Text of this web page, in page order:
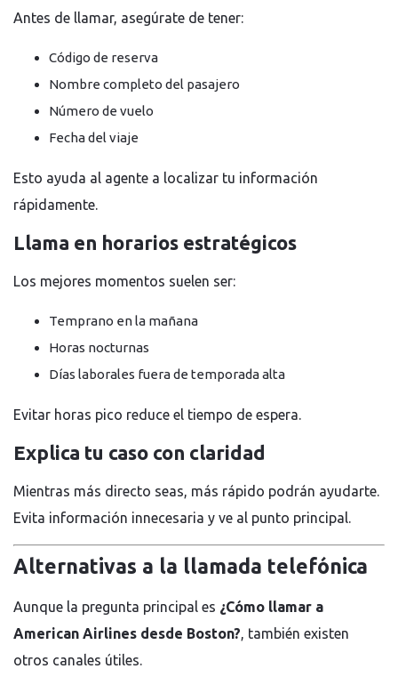
Antes de llamar, asegúrate de tener:
Código de reserva
Nombre completo del pasajero
Número de vuelo
Fecha del viaje
Esto ayuda al agente a localizar tu información
rápidamente.
Llama en horarios estratégicos
Los mejores momentos suelen ser:
Temprano en la mañana
Horas nocturnas
Días laborales fuera de temporada alta
Evitar horas pico reduce el tiempo de espera.
Explica tu caso con claridad
Mientras más directo seas, más rápido podrán ayudarte.
Evita información innecesaria y ve al punto principal.
Alternativas a la llamada telefónica
Aunque la pregunta principal es ¿Cómo llamar a
American Airlines desde Boston? , también existen
otros canales útiles.